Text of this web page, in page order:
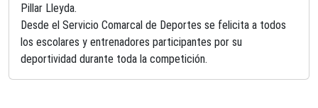
Pillar Lleyda.
Desde el Servicio Comarcal de Deportes se felicita a todos
los escolares y entrenadores participantes por su
deportividad durante toda la competición.